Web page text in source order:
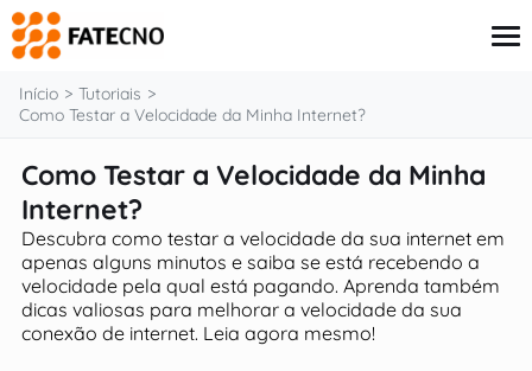
o
conteúdo
Aplicativos
Tutoriais
Governo
Renda Extra
Finanças
Início
Tutoriais
Como Testar a Velocidade da Minha Internet?
Como Testar a Velocidade da Minha
Internet?
Descubra como testar a velocidade da sua internet em
apenas alguns minutos e saiba se está recebendo a
velocidade pela qual está pagando. Aprenda também
dicas valiosas para melhorar a velocidade da sua
conexão de internet. Leia agora mesmo!